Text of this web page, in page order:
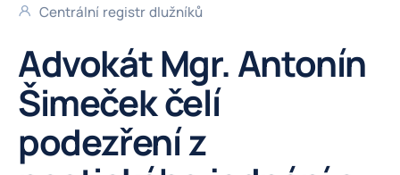
Centrální registr dlužníků
Advokát Mgr. Antonín
Šimeček čelí
podezření z